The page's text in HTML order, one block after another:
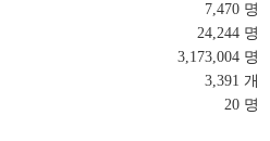
7,470 명
24,244 명
3,173,004 명
3,391 개
20 명